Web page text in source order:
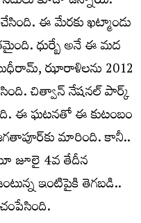
ఈ మేరకు ఖట్మాండు
ధుర్బే అనే ఈ మద
ఝారాళిలను 2012
చిత్వాన్‌ నేషనల్‌ పార్క్‌
ఈ ఘటనతో ఈ కుటంబం
మారింది. కానీ..
జూలై 4వ తేదీన
ఇంటిపైకి తెగబడి..